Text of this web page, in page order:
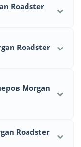
Roadster
Roadster
Morgan
Roadster